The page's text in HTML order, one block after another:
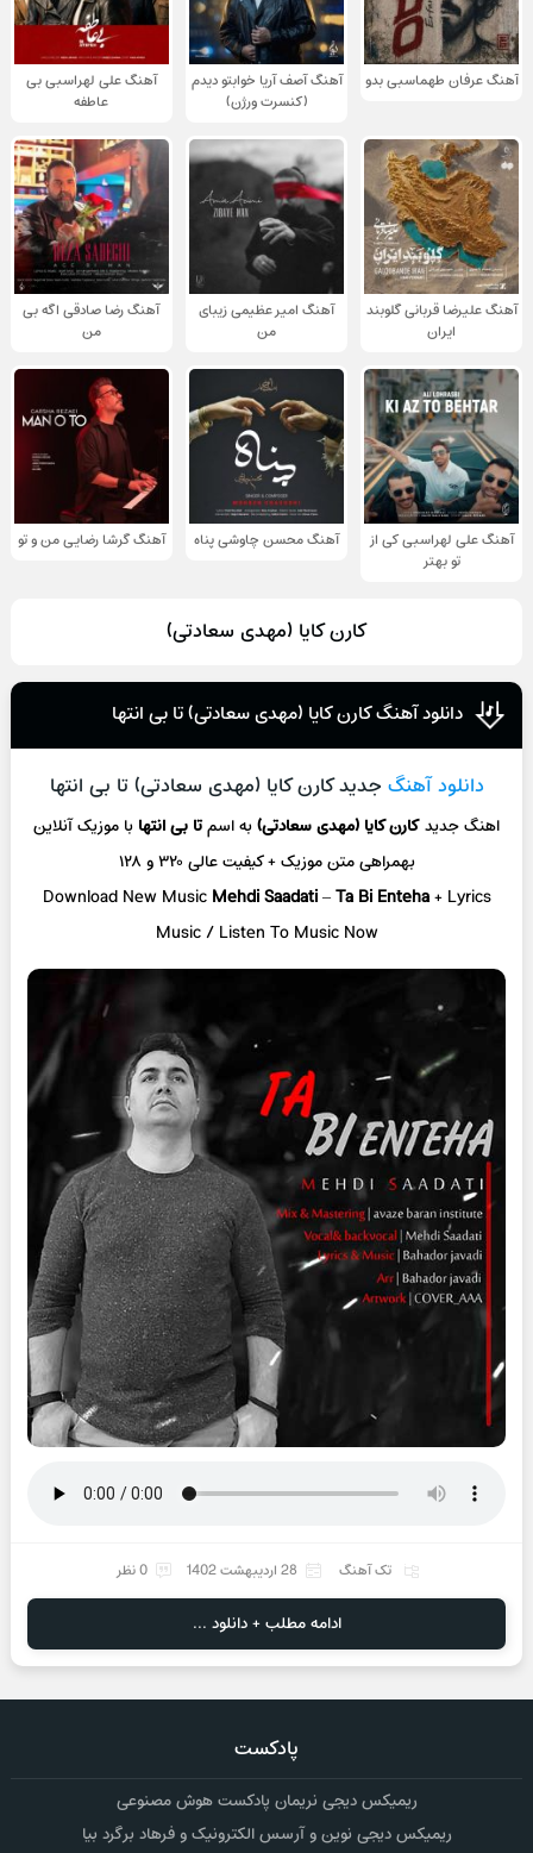
آهنگ عرفان طهماسبی بدو
آهنگ آصف آریا خوابتو دیدم
(کنسرت ورژن)
آهنگ علی لهراسبی بی
عاطفه
آهنگ علیرضا قربانی گلوبند
ایران
آهنگ امیر عظیمی زیبای
من
آهنگ رضا صادقی اگه بی
من
آهنگ علی لهراسبی کی از
تو ‌بهتر
آهنگ محسن چاوشی پناه آهنگ گرشا رضایی من و تو
کارن کایا (مهدی سعادتی)
دانلود آهنگ کارن کایا (مهدی سعادتی) تا بی انتها
دانلود آهنگ جدید کارن کایا (مهدی سعادتی) تا بی انتها
اهنگ جدیدکارن کایا (مهدی سعادتی)به اسمتا بی انتها با موزیک آنلاین
بهمراهی متن موزیک + کیفیت عالی ۳۲۰ و ۱۲۸
Download New Music Mehdi Saadati–Ta Bi Enteha+ Lyrics
Music / Listen To Music Now
تک آهنگ 28 اردیبهشت 1402 0 نظر
ادامه مطلب + دانلود ...
پادکست
ریمیکس دیجی نریمان پادکست هوش مصنوعی
ریمیکس دیجی نوین و آرسس الکترونیک و فرهاد برگرد بیا